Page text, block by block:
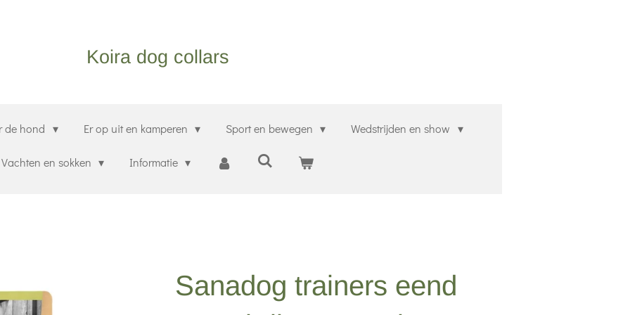
Koira dog collars
de hond Er op uit en kamperen Sport en bewegen Wedstrijden en show
Vachten en sokken Informatie
Sanadog trainers eend